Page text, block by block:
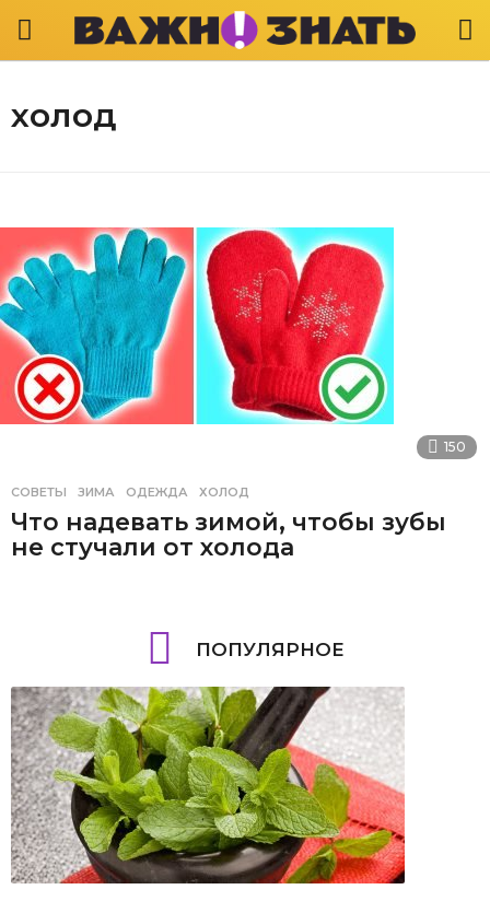
холод
150
СОВЕТЫ ЗИМА ,ОДЕЖДА ,ХОЛОД
Что надевать зимой, чтобы зубы
не стучали от холода
ПОПУЛЯРНОЕ